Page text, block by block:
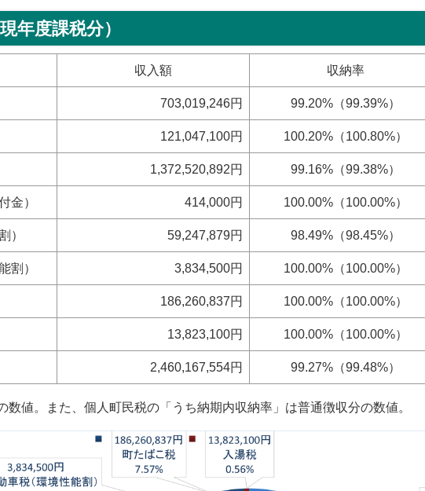
年度課税分）
収入額 収納率
703,019,246円 99.20%（99.39%）
121,047,100円 100.20%（100.80%）
1,372,520,892円 99.16%（99.38%）
金） 414,000円 100.00%（100.00%）
） 59,247,879円 98.49%（98.45%）
割） 3,834,500円 100.00%（100.00%）
186,260,837円 100.00%（100.00%）
13,823,100円 100.00%（100.00%）
2,460,167,554円 99.27%（99.48%）
数値。また、個人町民税の「うち納期内収納率」は普通徴収分の数値。